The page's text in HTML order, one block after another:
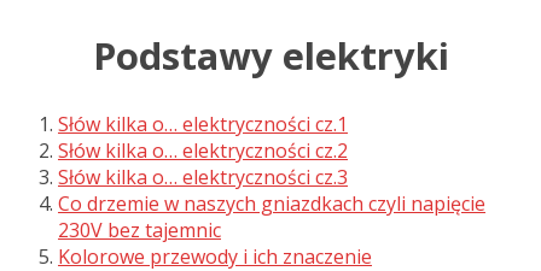
Podstawy elektryki
Słów kilka o… elektryczności cz.1
Słów kilka o… elektryczności cz.2
Słów kilka o… elektryczności cz.3
Co drzemie w naszych gniazdkach czyli napięcie
230V bez tajemnic
Kolorowe przewody i ich znaczenie